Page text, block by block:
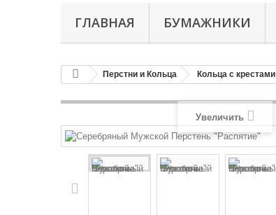
ГЛАВНАЯ БУМАЖНИКИ
Перстни и Кольца Кольца с крестами
Увеличить